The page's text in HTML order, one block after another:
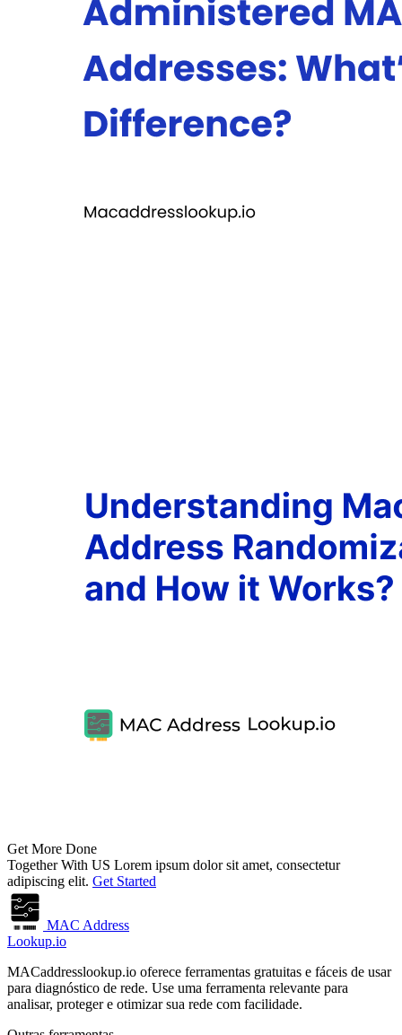
Get More Done
Together With US Lorem ipsum dolor sit amet, consectetur
adipiscing elit. Get Started
MAC Address
Lookup.io
MACaddresslookup.io oferece ferramentas gratuitas e fáceis de usar
para diagnóstico de rede. Use uma ferramenta relevante para
analisar, proteger e otimizar sua rede com facilidade.